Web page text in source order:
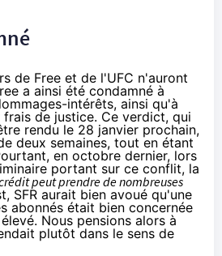
de Free et de l'UFC n'auront
a ainsi été condamné à
intérêts, ainsi qu'à
de justice. Ce verdict, qui
rendu le 28 janvier prochain,
deux semaines, tout en étant
en octobre dernier, lors
portant sur ce conflit, la
peut prendre de nombreuses
SFR aurait bien avoué qu'une
abonnés était bien concernée
Nous pensions alors à
plutôt dans le sens de